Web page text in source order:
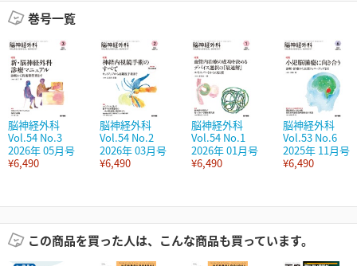
巻号一覧
脳神経外科
Vol.54 No.3
2026年 05月号
¥6,490
脳神経外科
Vol.54 No.2
2026年 03月号
¥6,490
脳神経外科
Vol.54 No.1
2026年 01月号
¥6,490
脳神経外科
Vol.53 No.6
2025年 11月号
¥6,490
この商品を買った人は、こんな商品も買っています。